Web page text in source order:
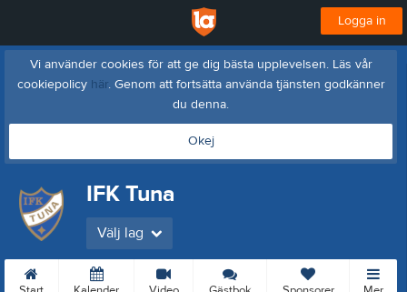
Logga in
Vi använder cookies för att ge dig bästa upplevelsen. Läs vår
cookiepolicy här. Genom att fortsätta använda tjänsten godkänner
du denna.
Okej
IFK Tuna
Välj lag